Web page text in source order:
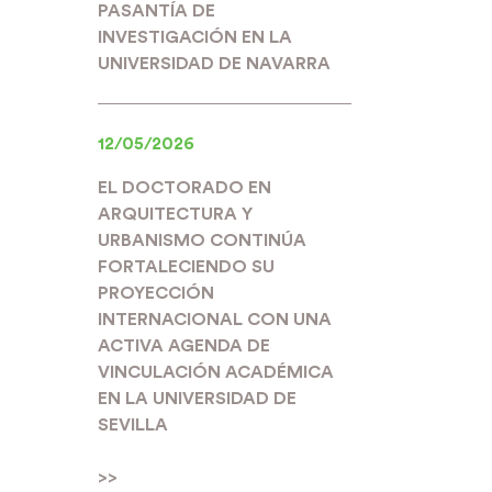
PASANTÍA DE
INVESTIGACIÓN EN LA
UNIVERSIDAD DE NAVARRA
12/05/2026
EL DOCTORADO EN
ARQUITECTURA Y
URBANISMO CONTINÚA
FORTALECIENDO SU
PROYECCIÓN
INTERNACIONAL CON UNA
ACTIVA AGENDA DE
VINCULACIÓN ACADÉMICA
EN LA UNIVERSIDAD DE
SEVILLA
>>